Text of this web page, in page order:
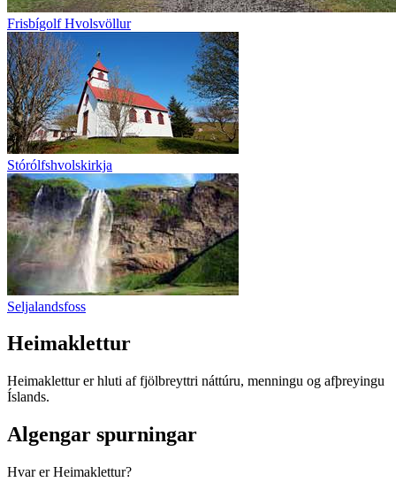
Frisbígolf Hvolsvöllur
Stórólfshvolskirkja
Seljalandsfoss
Heimaklettur
Heimaklettur er hluti af fjölbreyttri náttúru, menningu og afþreyingu
Íslands.
Algengar spurningar
Hvar er Heimaklettur?